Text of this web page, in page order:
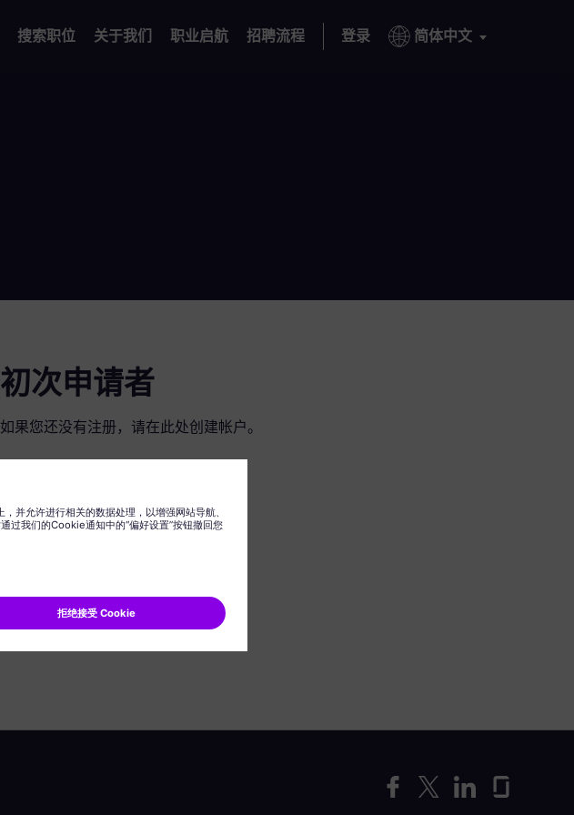
搜索职位 关于我们 职业启航 招聘流程 登录 简体中文
初次申请者
如果您还没有注册，请在此处创建帐户。